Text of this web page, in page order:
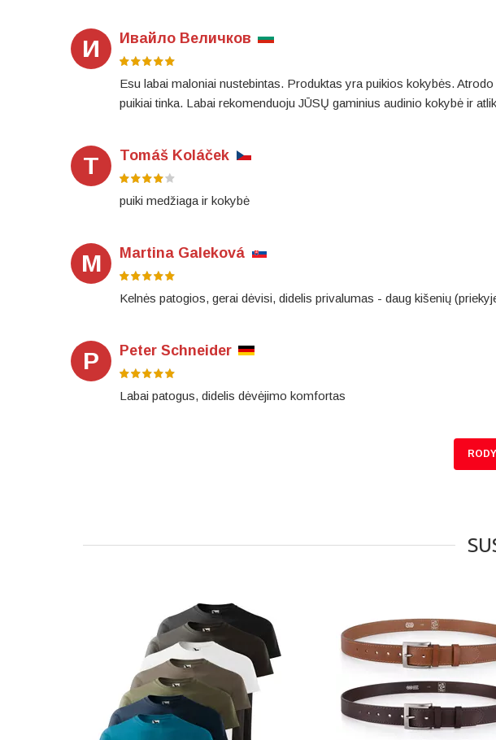
И Ивайло Величков
Esu labai maloniai nustebintas. Produktas yra puikios kokybės.
puikiai tinka. Labai rekomenduoju JŪSŲ gaminius audinio kokybė ir
T Tomáš Koláček
puiki medžiaga ir kokybė
M Martina Galeková
Kelnės patogios, gerai dėvisi, didelis privalumas - daug kišenių
P Peter Schneider
Labai patogus, didelis dėvėjimo komfortas